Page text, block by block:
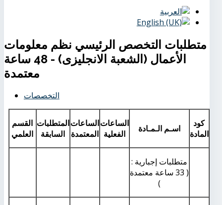
متطلبات التخصص الرئيسي نظم معلومات
الأعمال (الشعبة الانجليزى) - 48 ساعة
معتمدة
التخصصات
كود
المادة
اسـم الـمـادة
الساعات
الفعلية
الساعات
المعتمدة
المتطلبات
السابقة
القسم
العلمي
متطلبات إجبارية :
( 33 ساعة معتمدة
)